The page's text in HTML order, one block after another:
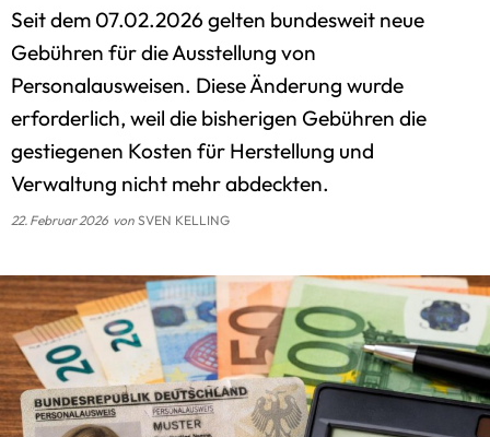
Satzungen des Amtes
Sitzungstermine
Standesamt
Schiedsamt
Zwangsversteigerungen
Seit dem 07.02.2026 gelten bundesweit neue
Gebühren für die Ausstellung von
Personalausweisen. Diese Änderung wurde
erforderlich, weil die bisherigen Gebühren die
gestiegenen Kosten für Herstellung und
Verwaltung nicht mehr abdeckten.
22. Februar 2026 von SVEN KELLING